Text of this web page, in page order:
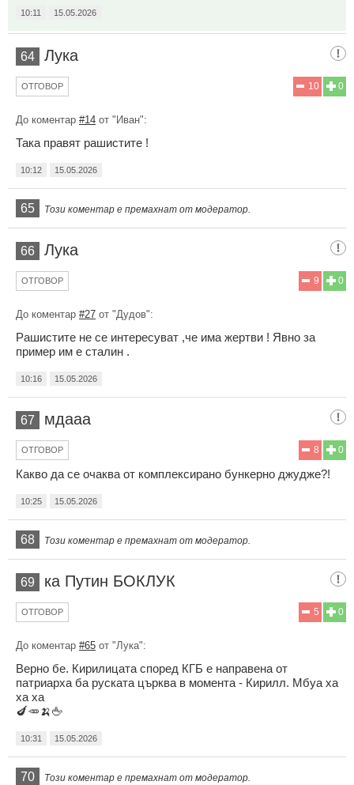
10:11 15.05.2026
64 Лука
0
10
ОТГОВОР
До коментар #14 от "Иван":
Така правят рашистите !
10:12 15.05.2026
65 Този коментар е премахнат от модератор.
66 Лука
0
9
ОТГОВОР
До коментар #27 от "Дудов":
Рашистите не се интересуват ,че има жертви ! Явно за
пример им е сталин .
10:16 15.05.2026
67 мдааа
0
8
ОТГОВОР
Какво да се очаква от комплексирано бункерно джудже?!
10:25 15.05.2026
68 Този коментар е премахнат от модератор.
69 ка Путин БОКЛУК
0
5
ОТГОВОР
До коментар #65 от "Лука":
Верно бе. Кирилицата според КГБ е направена от
патриарха ба руската църква в момента - Кирилл. Мбуа ха
ха ха
🍆🥕🍌🖕
10:31 15.05.2026
70 Този коментар е премахнат от модератор.